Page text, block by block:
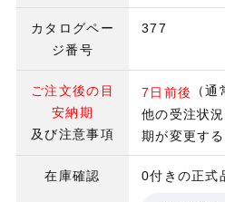
カタログペー
ジ番号
377
ご注文後の目
安納期
及び注意事項
7日前後
（通
他の受注状
期が変更す
在庫確認 0付きの正式